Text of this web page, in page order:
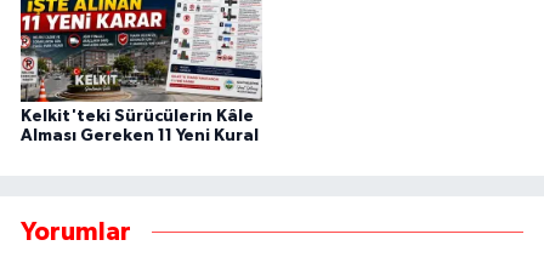
Kelkit'teki Sürücülerin Kâle
Alması Gereken 11 Yeni Kural
Yorumlar